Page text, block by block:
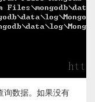
询数据。如果没有